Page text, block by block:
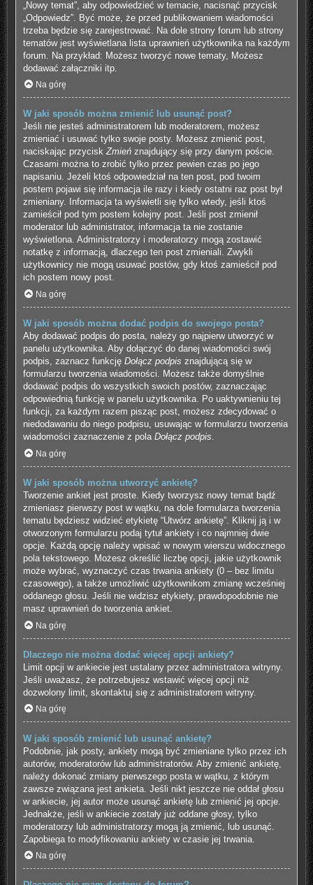
„Nowy temat”, aby odpowiedzieć w temacie, nacisnąć przycisk
„Odpowiedz”. Być może, że przed publikowaniem wiadomości
trzeba będzie się zarejestrować. Na dole strony forum lub strony
tematów jest wyświetlana lista uprawnień użytkownika na każdym
forum. Na przykład: Możesz tworzyć nowe tematy, Możesz
dodawać załączniki itp.
Na górę
W jaki sposób można zmienić lub usunąć post?
Jeśli nie jesteś administratorem lub moderatorem, możesz
zmieniać i usuwać tylko swoje posty. Możesz zmienić post,
naciskając przyciskZmieńznajdujący się przy danym poście.
Czasami można to zrobić tylko przez pewien czas po jego
napisaniu. Jeżeli ktoś odpowiedział na ten post, pod twoim
postem pojawi się informacja ile razy i kiedy ostatni raz post był
zmieniany. Informacja ta wyświetli się tylko wtedy, jeśli ktoś
zamieścił pod tym postem kolejny post. Jeśli post zmienił
moderator lub administrator, informacja ta nie zostanie
wyświetlona. Administratorzy i moderatorzy mogą zostawić
notatkę z informacją, dlaczego ten post zmieniali. Zwykli
użytkownicy nie mogą usuwać postów, gdy ktoś zamieścił pod
ich postem nowy post.
Na górę
W jaki sposób można dodać podpis do swojego posta?
Aby dodawać podpis do posta, należy go najpierw utworzyć w
panelu użytkownika. Aby dołączyć do danej wiadomości swój
podpis, zaznacz funkcję Dołącz podpis znajdującą się w
formularzu tworzenia wiadomości. Możesz także domyślnie
dodawać podpis do wszystkich swoich postów, zaznaczając
odpowiednią funkcję w panelu użytkownika. Po uaktywnieniu tej
funkcji, za każdym razem pisząc post, możesz zdecydować o
niedodawaniu do niego podpisu, usuwając w formularzu tworzenia
wiadomości zaznaczenie z pola Dołącz podpis.
Na górę
W jaki sposób można utworzyć ankietę?
Tworzenie ankiet jest proste. Kiedy tworzysz nowy temat bądź
zmieniasz pierwszy post w wątku, na dole formularza tworzenia
tematu będziesz widzieć etykietę “Utwórz ankietę”. Kliknij ją i w
otworzonym formularzu podaj tytuł ankiety i co najmniej dwie
opcje. Każdą opcję należy wpisać w nowym wierszu widocznego
pola tekstowego. Możesz określić liczbę opcji, jakie użytkownik
może wybrać, wyznaczyć czas trwania ankiety (0 – bez limitu
czasowego), a także umożliwić użytkownikom zmianę wcześniej
oddanego głosu. Jeśli nie widzisz etykiety, prawdopodobnie nie
masz uprawnień do tworzenia ankiet.
Na górę
Dlaczego nie można dodać więcej opcji ankiety?
Limit opcji w ankiecie jest ustalany przez administratora witryny.
Jeśli uważasz, że potrzebujesz wstawić więcej opcji niż
dozwolony limit, skontaktuj się z administratorem witryny.
Na górę
W jaki sposób zmienić lub usunąć ankietę?
Podobnie, jak posty, ankiety mogą być zmieniane tylko przez ich
autorów, moderatorów lub administratorów. Aby zmienić ankietę,
należy dokonać zmiany pierwszego posta w wątku, z którym
zawsze związana jest ankieta. Jeśli nikt jeszcze nie oddał głosu
w ankiecie, jej autor może usunąć ankietę lub zmienić jej opcje.
Jednakże, jeśli w ankiecie zostały już oddane głosy, tylko
moderatorzy lub administratorzy mogą ją zmienić, lub usunąć.
Zapobiega to modyfikowaniu ankiety w czasie jej trwania.
Na górę